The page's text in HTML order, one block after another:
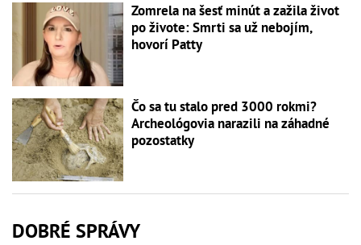
Zomrela na šesť minút a zažila život
po živote: Smrti sa už nebojím,
hovorí Patty
Čo sa tu stalo pred 3000 rokmi?
Archeológovia narazili na záhadné
pozostatky
DOBRÉ SPRÁVY